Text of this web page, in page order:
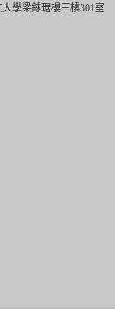
學梁銶琚樓三樓301室